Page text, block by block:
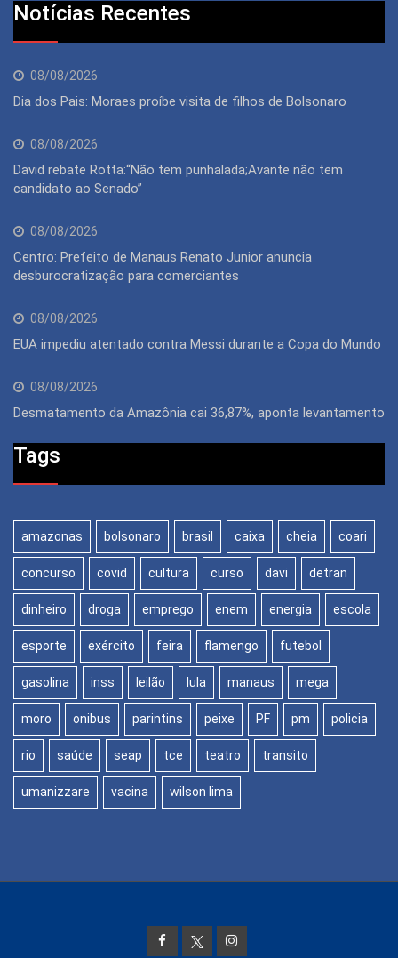
Notícias Recentes
08/08/2026
Dia dos Pais: Moraes proíbe visita de filhos de Bolsonaro
08/08/2026
David rebate Rotta:“Não tem punhalada;Avante não tem
candidato ao Senado”
08/08/2026
Centro: Prefeito de Manaus Renato Junior anuncia
desburocratização para comerciantes
08/08/2026
EUA impediu atentado contra Messi durante a Copa do Mundo
08/08/2026
Desmatamento da Amazônia cai 36,87%, aponta levantamento
Tags
amazonas bolsonaro brasil caixa cheia coari
concurso covid cultura curso davi detran
dinheiro droga emprego enem energia escola
esporte exército feira flamengo futebol
gasolina inss leilão lula manaus mega
moro onibus parintins peixe PF pm policia
rio saúde seap tce teatro transito
umanizzare vacina wilson lima